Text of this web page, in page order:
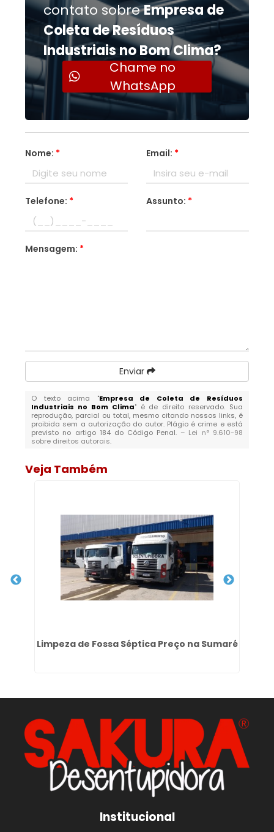
contato sobreEmpresa de
Coleta de Resíduos
Industriais no Bom Clima?
Chame no
WhatsApp
Nome: * Email: *
Telefone: * Assunto: *
Mensagem: *
Enviar
O texto acima "Empresa de Coleta de Resíduos
Industriais no Bom Clima" é de direito reservado. Sua
reprodução, parcial ou total, mesmo citando nossos links, é
proibida sem a autorização do autor. Plágio é crime e está
previsto no artigo 184 do Código Penal. – Lei n° 9.610-98
sobre direitos autorais.
Veja Também
Limpeza de Fossa Séptica Preço na Sumaré
Institucional